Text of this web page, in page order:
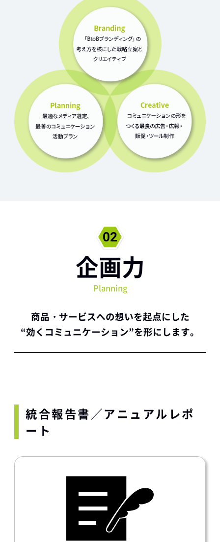
企画力
Planning
商品・サービスへの想いを起点にした
“効くコミュニケーション”を形にします。
統合報告書／アニュアルレポ
ート